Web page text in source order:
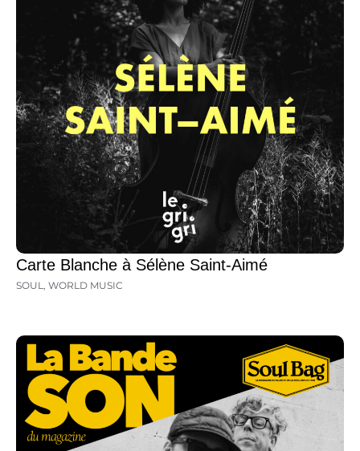
Carte Blanche à Sélène Saint-Aimé
SOUL, WORLD MUSIC